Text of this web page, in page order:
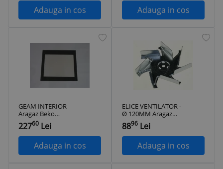
Adauga in cos Adauga in cos
GEAM INTERIOR
Aragaz Beko
FSMT52320DXO, 4
arzatoare, Mixt
22760 Lei
Adauga in cos
ELICE VENTILATOR -
Ø 120MM Aragaz
Beko
FSMT52320DXO, 4
arzatoare, Mixt
8896 Lei
Adauga in cos